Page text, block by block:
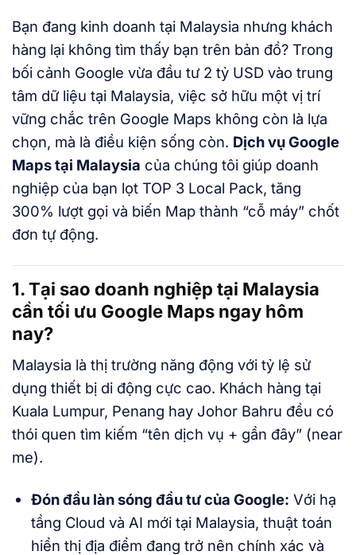
Bạn đang kinh doanh tại Malaysia nhưng khách
hàng lại không tìm thấy bạn trên bản đồ? Trong
bối cảnh Google vừa đầu tư 2 tỷ USD vào trung
tâm dữ liệu tại Malaysia, việc sở hữu một vị trí
vững chắc trên Google Maps không còn là lựa
chọn, mà là điều kiện sống còn. Dịch vụ Google
Maps tại Malaysia của chúng tôi giúp doanh
nghiệp của bạn lọt TOP 3 Local Pack, tăng
300% lượt gọi và biến Map thành “cỗ máy” chốt
đơn tự động.
1. Tại sao doanh nghiệp tại Malaysia
cần tối ưu Google Maps ngay hôm
nay?
Malaysia là thị trường năng động với tỷ lệ sử
dụng thiết bị di động cực cao. Khách hàng tại
Kuala Lumpur, Penang hay Johor Bahru đều có
thói quen tìm kiếm “tên dịch vụ + gần đây” (near
me).
Đón đầu làn sóng đầu tư của Google: Với hạ
tầng Cloud và AI mới tại Malaysia, thuật toán
hiển thị địa điểm đang trở nên chính xác và